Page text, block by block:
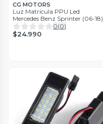
CG MOTORS
Luz Matricula PPU Led
Mercedes Benz Sprinter (06-18)
0(0)
$24.990